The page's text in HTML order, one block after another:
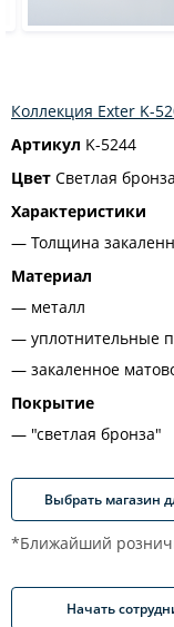
Коллекция Exter K-
Артикул K-5244
Цвет Светлая бронза
Характеристики
Толщина
Материал
металл
уплотнительные
закаленное
Покрытие
"светлая бронза"
Выбрать магазин
*Ближайший
Начать